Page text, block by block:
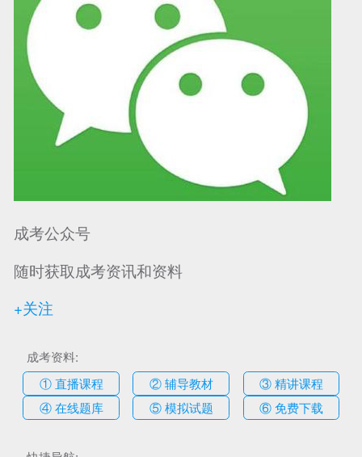
成考公众号
随时获取成考资讯和资料
+关注
成考资料:
① 直播课程
② 辅导教材
③ 精讲课程
④ 在线题库
⑤ 模拟试题 ⑥ 免费下载